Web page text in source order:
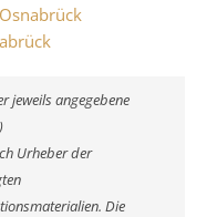
jeweils angegebene
Urheber der
Die